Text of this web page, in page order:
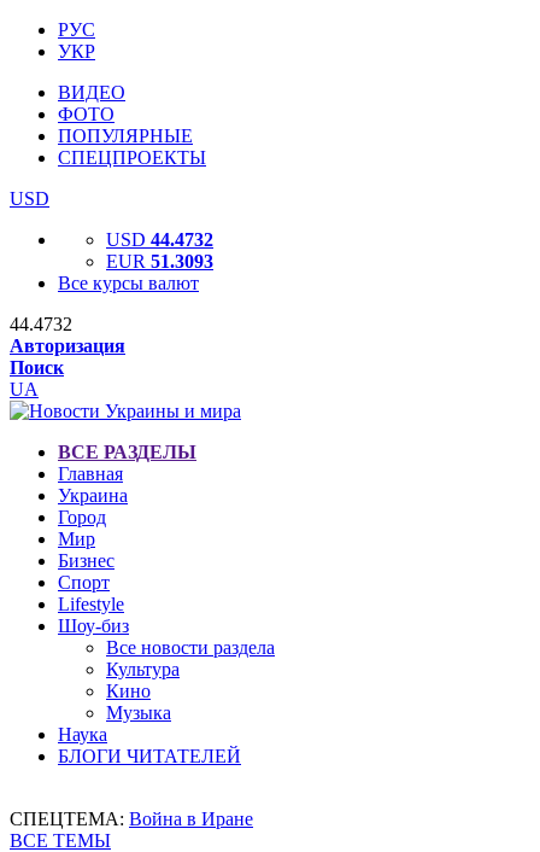
РУС
УКР
ВИДЕО
ФОТО
ПОПУЛЯРНЫЕ
СПЕЦПРОЕКТЫ
USD
USD 44.4732
EUR 51.3093
Все курсы валют
44.4732
Авторизация
Поиск
UA
ВСЕ РАЗДЕЛЫ
Главная
Украина
Город
Мир
Бизнес
Спорт
Lifestyle
Шоу-биз
Все новости раздела
Культура
Кино
Музыка
Наука
БЛОГИ ЧИТАТЕЛЕЙ
СПЕЦТЕМА: Война в Иране
ВСЕ ТЕМЫ